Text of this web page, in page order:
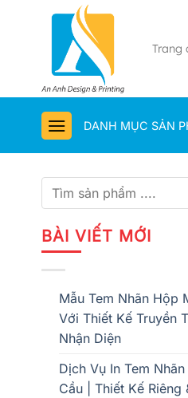
Trang
DANH MỤC SẢN
BÀI VIẾT MỚI
Mẫu Tem Nhãn Hộp
Với Thiết Kế Truyền
Nhận Diện
Dịch Vụ In Tem
Cầu | Thiết Kế Riêng